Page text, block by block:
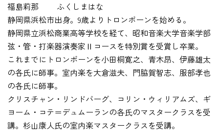
卒業生の方
教職員の方
ニュース
English
福島莉那 ふくしまはな
静岡県浜松市出身。9歳よりトロンボーンを始める。
静岡県立浜松商業高等学校を経て、昭和音楽大学音楽学部
弦・管・打楽器演奏家Ⅱコースを特別賞を受賞し卒業。
これまでにトロンボーンを小田桐寛之、青木昂、伊藤雄太
の各氏に師事。室内楽を大倉滋夫、門脇賀智志、服部孝也
の各氏に師事。
クリスチャン・リンドバーグ、コリン・ウィリアムズ、ギ
ヨーム・コテ＝デュムーランの各氏のマスタークラスを受
講。杉山康人氏の室内楽マスタークラスを受講。